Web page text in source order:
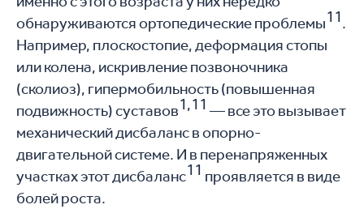
обнаруживаются ортопедические проблемы11.
Например, плоскостопие, деформация стопы
или колена, искривление позвоночника
(сколиоз), гипермобильность (повышенная
подвижность) суставов1,11 — все это вызывает
механический дисбаланс в опорно-
двигательной системе. И в перенапряженных
участках этот дисбаланс11 проявляется в виде
болей роста.